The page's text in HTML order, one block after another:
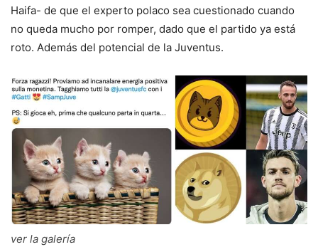
Haifa- de que el experto polaco sea cuestionado cuando
no queda mucho por romper, dado que el partido ya está
roto. Además del potencial de la Juventus.
ver la galería